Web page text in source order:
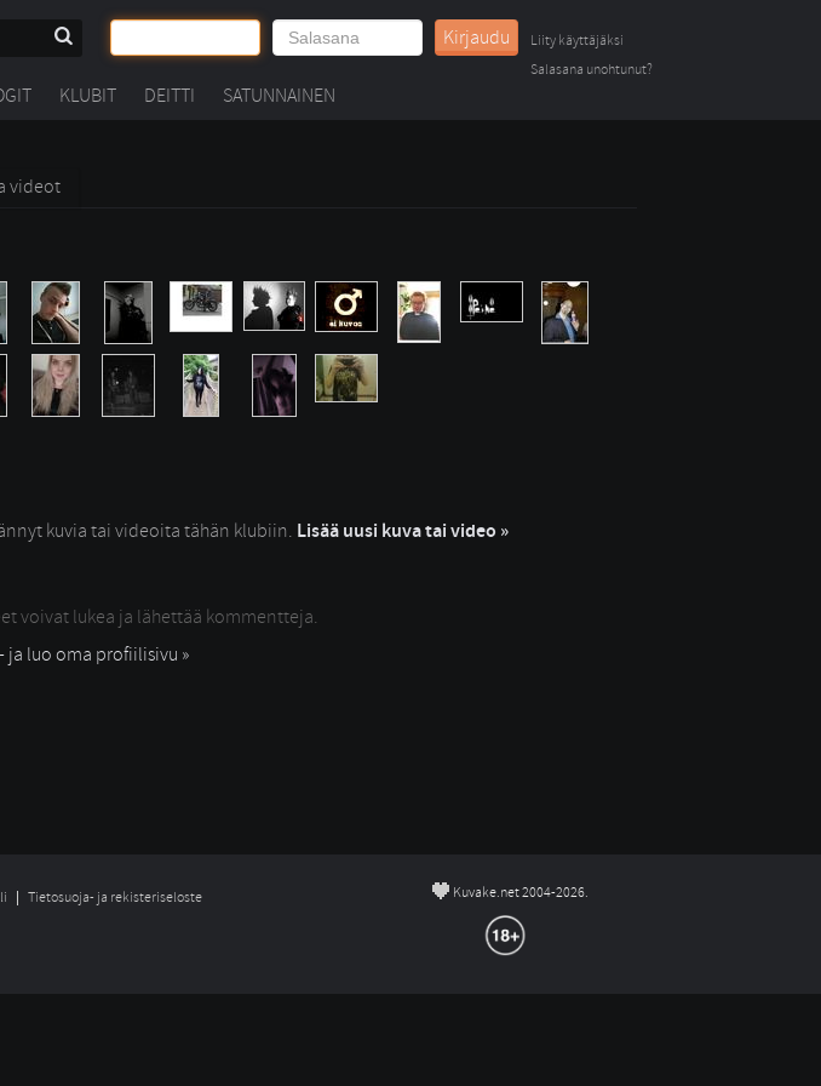
Kirjaudu
Liity käyttäjäksi
Salasana unohtunut?
KLUBIT DEITTI SATUNNAINEN
videot
kuvia tai videoita tähän klubiin. Lisää uusi kuva tai video »
voivat lukea ja lähettää kommentteja.
- ja luo oma profiilisivu »
Tietosuoja- ja rekisteriseloste © Kuvake.net 2004-2026.